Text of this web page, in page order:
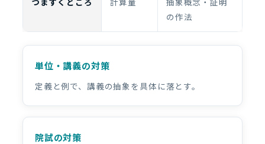
の作法
単位・講義の対策
定義と例で、講義の抽象を具体に落とす。
院試の対策